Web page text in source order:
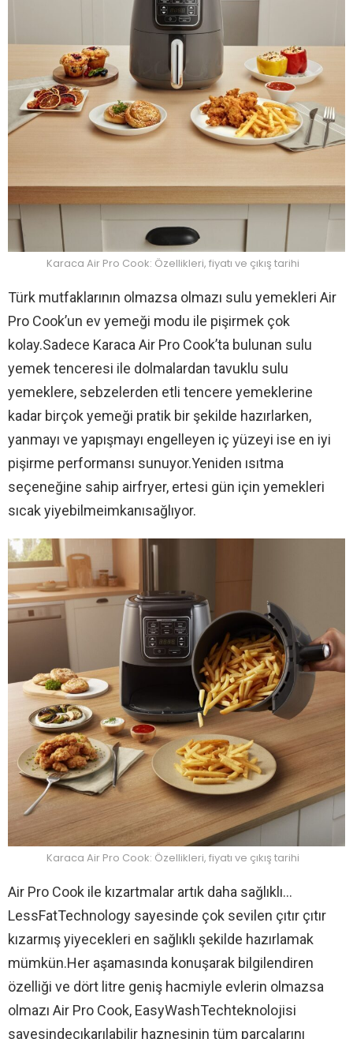
Karaca Air Pro Cook: Özellikleri, fiyatı ve çıkış tarihi
Türk mutfaklarının olmazsa olmazı sulu yemekleri Air
Pro Cook’un ev yemeği modu ile pişirmek çok
kolay.Sadece Karaca Air Pro Cook’ta bulunan sulu
yemek tenceresi ile dolmalardan tavuklu sulu
yemeklere, sebzelerden etli tencere yemeklerine
kadar birçok yemeği pratik bir şekilde hazırlarken,
yanmayı ve yapışmayı engelleyen iç yüzeyi ise en iyi
pişirme performansı sunuyor.Yeniden ısıtma
seçeneğine sahip airfryer, ertesi gün için yemekleri
sıcak yiyebilmeimkanısağlıyor.
Karaca Air Pro Cook: Özellikleri, fiyatı ve çıkış tarihi
Air Pro Cook ile kızartmalar artık daha sağlıklı…
LessFatTechnology sayesinde çok sevilen çıtır çıtır
kızarmış yiyecekleri en sağlıklı şekilde hazırlamak
mümkün.Her aşamasında konuşarak bilgilendiren
özelliği ve dört litre geniş hacmiyle evlerin olmazsa
olmazı Air Pro Cook, EasyWashTechteknolojisi
sayesindeçıkarılabilir haznesinin tüm parçalarını